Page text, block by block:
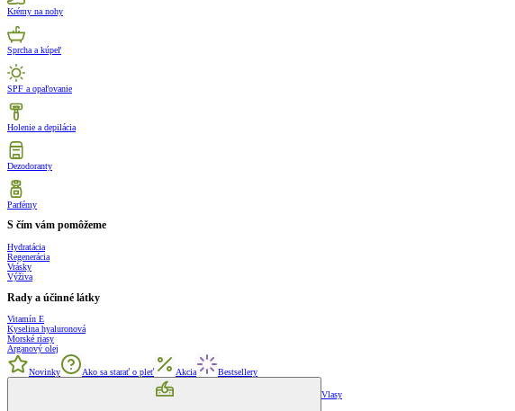
Krémy na nohy
Sprcha a kúpeľ
SPF a opaľovanie
Holenie a depilácia
Dezodoranty
Parfémy
S čím vám pomôžeme
Hydratácia
Regenerácia
Vrásky
Výživa
Rady a účinné látky
Vitamín E
Kyselina hyaluronová
Morské riasy
Arganový olej
Novinky Ako sa starať o pleť Akcia Bestsellery
Vlasy